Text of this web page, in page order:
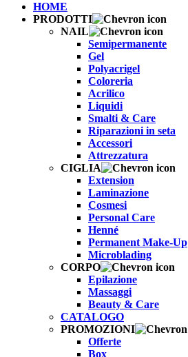
HOME
PRODOTTI
NAIL
Semipermanente
Gel
Polyacrigel
Coloreria
Acrilico
Liquidi
Smalti & Care
Riparazioni in seta
Accessori
Attrezzatura
CIGLIA
Extension
Laminazione
Cosmesi
Personal Care
Henné
Permanent Make-Up
Microblading
CORPO
Epilazione
Massaggi
Beauty & Care
CATALOGO
PROMOZIONI
Offerte
Box